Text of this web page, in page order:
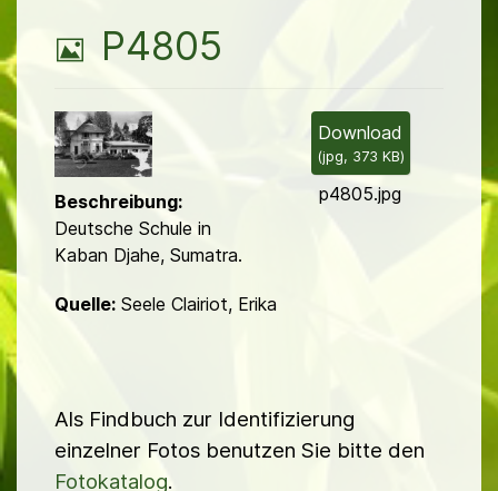
B
l
d
P4805
Download
(jpg, 373 KB)
p4805.jpg
Beschreibung:
Deutsche Schule in
Kaban Djahe, Sumatra.
Quelle: Seele Clairiot, Erika
Als Findbuch zur Identifizierung
einzelner Fotos benutzen Sie bitte den
Fotokatalog.